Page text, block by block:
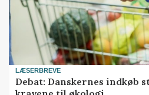
LÆSERBREVE
Debat: Danskernes indkøb